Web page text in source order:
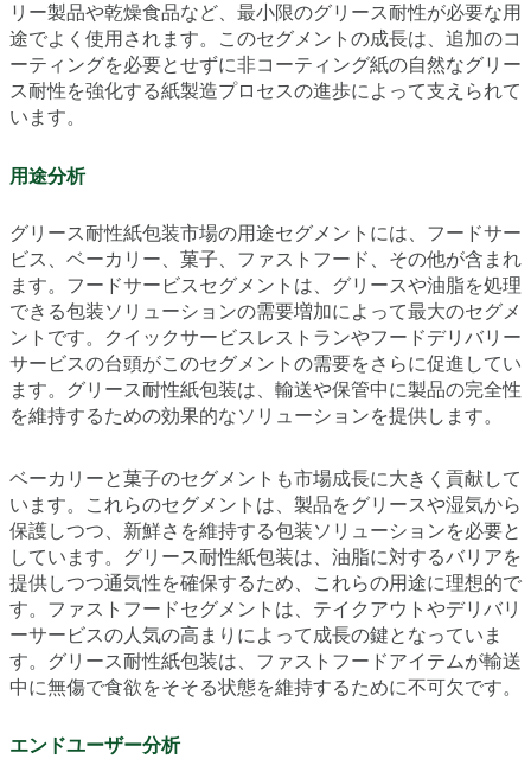
リー製品や乾燥食品など、最小限のグリース耐性が必要な用
途でよく使用されます。このセグメントの成長は、追加のコ
ーティングを必要とせずに非コーティング紙の自然なグリー
ス耐性を強化する紙製造プロセスの進歩によって支えられて
います。
用途分析
グリース耐性紙包装市場の用途セグメントには、フードサー
ビス、ベーカリー、菓子、ファストフード、その他が含まれ
ます。フードサービスセグメントは、グリースや油脂を処理
できる包装ソリューションの需要増加によって最大のセグメ
ントです。クイックサービスレストランやフードデリバリー
サービスの台頭がこのセグメントの需要をさらに促進してい
ます。グリース耐性紙包装は、輸送や保管中に製品の完全性
を維持するための効果的なソリューションを提供します。
ベーカリーと菓子のセグメントも市場成長に大きく貢献して
います。これらのセグメントは、製品をグリースや湿気から
保護しつつ、新鮮さを維持する包装ソリューションを必要と
しています。グリース耐性紙包装は、油脂に対するバリアを
提供しつつ通気性を確保するため、これらの用途に理想的で
す。ファストフードセグメントは、テイクアウトやデリバリ
ーサービスの人気の高まりによって成長の鍵となっていま
す。グリース耐性紙包装は、ファストフードアイテムが輸送
中に無傷で食欲をそそる状態を維持するために不可欠です。
エンドユーザー分析